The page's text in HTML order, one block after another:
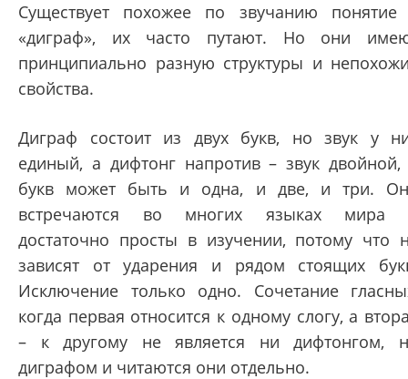
Существует похожее по звучанию понятие
«диграф», их часто путают. Но они
принципиально разную структуры и
свойства.
Диграф состоит из двух букв, но звук у
единый, а дифтонг напротив – звук двойной,
букв может быть и одна, и две, и три.
встречаются во многих языках мира
достаточно просты в изучении, потому что
зависят от ударения и рядом стоящих
Исключение только одно. Сочетание
когда первая относится к одному слогу, а
– к другому не является ни дифтонгом,
диграфом и читаются они отдельно.